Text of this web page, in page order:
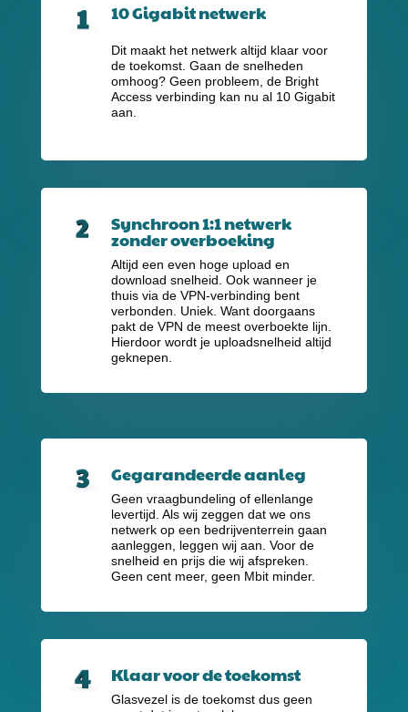
10 Gigabit netwerk
Dit maakt het netwerk altijd klaar voor
de toekomst. Gaan de snelheden
omhoog? Geen probleem, de Bright
Access verbinding kan nu al 10 Gigabit
aan.
Synchroon 1:1 netwerk
zonder overboeking
Altijd een even hoge upload en
download snelheid. Ook wanneer je
thuis via de VPN-verbinding bent
verbonden. Uniek. Want doorgaans
pakt de VPN de meest overboekte lijn.
Hierdoor wordt je uploadsnelheid altijd
geknepen.
Gegarandeerde aanleg
Geen vraagbundeling of ellenlange
levertijd. Als wij zeggen dat we ons
netwerk op een bedrijventerrein gaan
aanleggen, leggen wij aan. Voor de
snelheid en prijs die wij afspreken.
Geen cent meer, geen Mbit minder.
Klaar voor de toekomst
Glasvezel is de toekomst dus geen